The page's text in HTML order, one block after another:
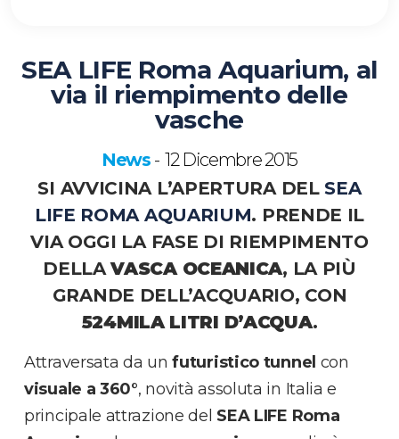
SEA LIFE Roma Aquarium, al
via il riempimento delle
vasche
News - 12 Dicembre 2015
SI AVVICINA L’APERTURA DEL SEA
LIFE ROMA AQUARIUM. PRENDE IL
VIA OGGI LA FASE DI RIEMPIMENTO
DELLAVASCA OCEANICA, LA PIÙ
GRANDE DELL’ACQUARIO, CON
524MILA LITRI D’ACQUA.
Attraversata da unfuturistico tunnel con
visuale a 360°, novità assoluta in Italia e
principale attrazione del SEA LIFE Roma